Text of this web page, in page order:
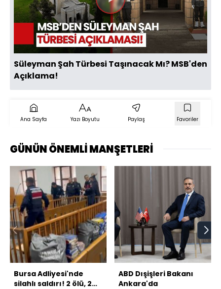
Videoyu
Oynat
Süleyman Şah Türbesi Taşınacak Mı? MSB'den
Açıklama!
Ana Sayfa Yazı Boyutu Paylaş Favoriler
GÜNÜN ÖNEMLİ MANŞETLERİ
Bursa Adliyesi'nde
silahlı saldırı! 2 ölü, 2
ABD Dışişleri Bakanı
Ankara'da